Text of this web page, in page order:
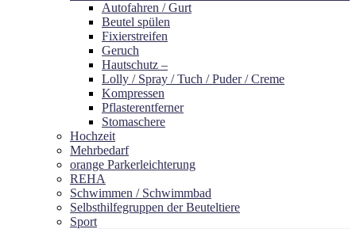
Autofahren / Gurt
Beutel spülen
Fixierstreifen
Geruch
Hautschutz –
Lolly / Spray / Tuch / Puder / Creme
Kompressen
Pflasterentferner
Stomaschere
Hochzeit
Mehrbedarf
orange Parkerleichterung
REHA
Schwimmen / Schwimmbad
Selbsthilfegruppen der Beuteltiere
Sport